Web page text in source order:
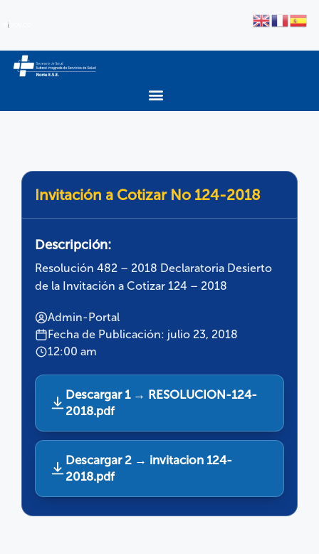
Invitación a Cotizar No 124-2018
Descripción:
Resolución 482 – 2018 Declaratoria Desierto
de la Invitación a Cotizar 124 – 2018
Admin-Portal
Fecha de Publicación: julio 23, 2018
12:00 am
Descargar 1 → RESOLUCION-124-
2018.pdf
Descargar 2 → invitacion 124-
2018.pdf